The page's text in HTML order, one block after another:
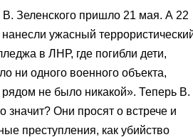
Зеленского пришло 21 мая. А 22
ужасный
в ЛНР, где погибли дети,
ни одного военного объекта,
не было никакой». Теперь В.
значит? Они просят о встрече и
преступления, как убийство